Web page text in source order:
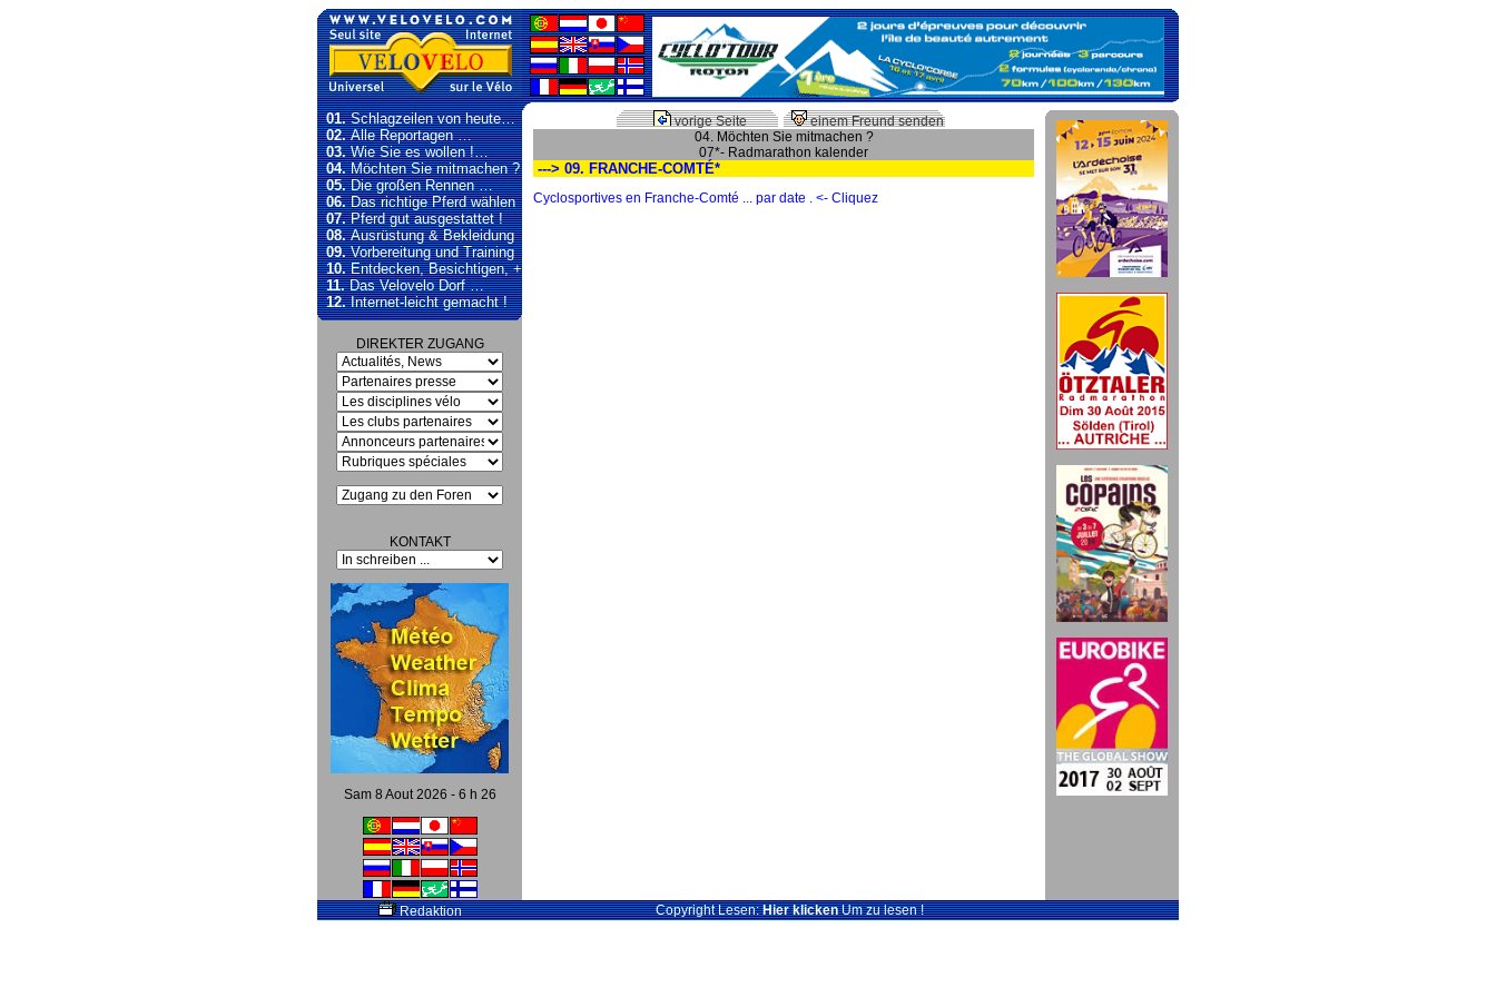
01.Schlagzeilen von heute…
02.Alle Reportagen …
03.Wie Sie es wollen !…
04.Möchten Sie mitmachen ?
05.Die großen Rennen …
06.Das richtige Pferd wählen
07.Pferd gut ausgestattet !
08.Ausrüstung & Bekleidung
09.Vorbereitung und Training
10.Entdecken, Besichtigen, +
11.Das Velovelo Dorf …
12.Internet-leicht gemacht !
DIREKTER ZUGANG
KONTAKT
Sam 8 Aout 2026 - 6 h 26
vorige Seite
einem Freund senden
04. Möchten Sie mitmachen ?
07*- Radmarathon kalender
---> 09. FRANCHE-COMTÉ*
Cyclosportives en Franche-Comté ... par date . <- Cliquez
Redaktion Copyright Lesen:Hier klickenUm zu lesen !